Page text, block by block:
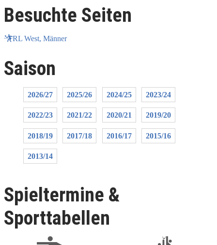
Besuchte Seiten
RL West, Männer
Saison
2026/27 2025/26 2024/25 2023/24
2022/23 2021/22 2020/21 2019/20
2018/19 2017/18 2016/17 2015/16
2013/14
Spieltermine &
Sporttabellen